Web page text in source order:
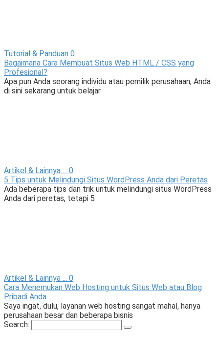
Tutorial & Panduan 0
Bagaimana Cara Membuat Situs Web HTML / CSS yang
Profesional?
Apa pun Anda seorang individu atau pemilik perusahaan, Anda
di sini sekarang untuk belajar
Artikel & Lainnya ... 0
5 Tips untuk Melindungi Situs WordPress Anda dari Peretas
Ada beberapa tips dan trik untuk melindungi situs WordPress
Anda dari peretas, tetapi 5
Artikel & Lainnya ... 0
Cara Menemukan Web Hosting untuk Situs Web atau Blog
Pribadi Anda
Saya ingat, dulu, layanan web hosting sangat mahal, hanya
perusahaan besar dan beberapa bisnis
Search: